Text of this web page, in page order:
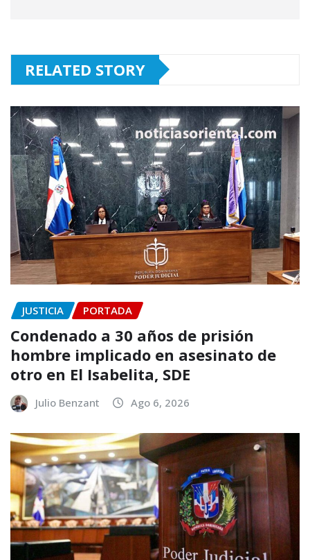
RELATED STORY
JUSTICIA PORTADA
Condenado a 30 años de prisión
hombre implicado en asesinato de
otro en El Isabelita, SDE
Julio Benzant Ago 6, 2026